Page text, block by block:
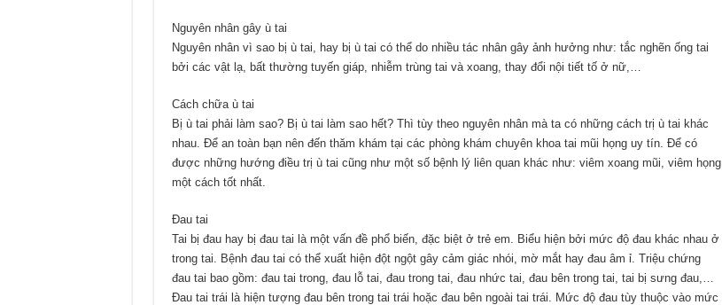
Nguyên nhân gây ù tai
Nguyên nhân vì sao bị ù tai, hay bị ù tai có thể do nhiều tác nhân gây ảnh hưởng như: tắc nghẽn ống tai
bởi các vật lạ, bất thường tuyến giáp, nhiễm trùng tai và xoang, thay đổi nội tiết tố ở nữ,…
Cách chữa ù tai
Bị ù tai phải làm sao? Bị ù tai làm sao hết? Thì tùy theo nguyên nhân mà ta có những cách trị ù tai khác
nhau. Để an toàn bạn nên đến thăm khám tại các phòng khám chuyên khoa tai mũi họng uy tín. Để có
được những hướng điều trị ù tai cũng như một số bệnh lý liên quan khác như: viêm xoang mũi, viêm họng
một cách tốt nhất.
Đau tai
Tai bị đau hay bị đau tai là một vấn đề phổ biến, đặc biệt ở trẻ em. Biểu hiện bởi mức độ đau khác nhau ở
trong tai. Bệnh đau tai có thể xuất hiện đột ngột gây cảm giác nhói, mờ mắt hay đau âm ỉ. Triệu chứng
đau tai bao gồm: đau tai trong, đau lỗ tai, đau trong tai, đau nhức tai, đau bên trong tai, tai bị sưng đau,…
Đau tai trái là hiện tượng đau bên trong tai trái hoặc đau bên ngoài tai trái. Mức độ đau tùy thuộc vào mức